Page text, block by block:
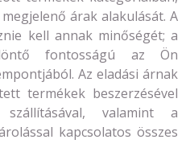
árak alakulását. A
kell annak minőségét; a
fontosságú az Ön
Az eladási árnak
termékek beszerzésével
szállításával, valamint a
kapcsolatos összes